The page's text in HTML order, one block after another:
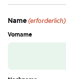
Name(erforderlich)
Vorname